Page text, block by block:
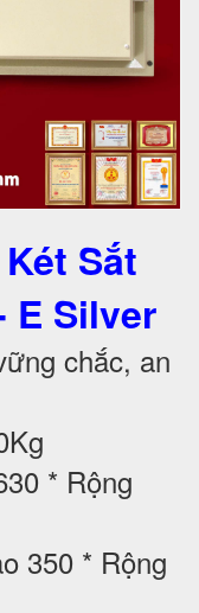
Sắt
E Silver
chắc, an
* Rộng
350 * Rộng